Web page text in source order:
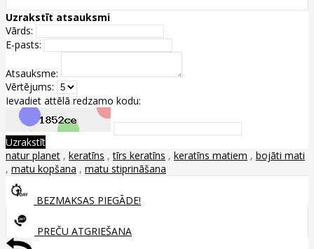
Uzrakstīt atsauksmi
Vārds:
E-pasts:
Atsauksme:
Vērtējums:
Ievadiet attēlā redzamo kodu:
Uzrakstīt
natur planet , keratīns ,tīrs keratīns , keratīns matiem , bojāti mati
, matu kopšana , matu stiprināšana
BEZMAKSAS PIEGĀDE!
PREČU ATGRIEŠANA